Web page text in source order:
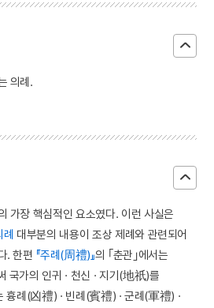
의례.
가장 핵심적인 요소였다. 이런 사실은
례 대부분의 내용이 조상 제례와 관련되어
. 한편 『주례(周禮)』의 ｢춘관｣에서는
국가의 인귀 · 천신 · 지기(地祇)를
흉례(凶禮) · 빈례(賓禮) · 군례(軍禮) ·